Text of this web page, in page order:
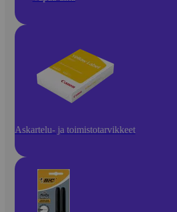
Askartelu- ja toimistotarvikkeet